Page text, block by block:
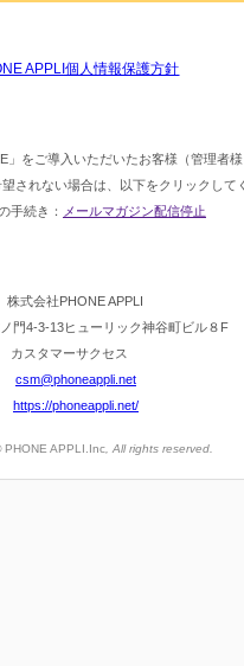
APPLI個人情報保護方針
」をご導入いただいたお客様（管理者
されない場合は、以下をクリックして
手続き：
メールマガジン配信停止
株式会社PHONE APPLI
門4-3-13ヒューリック神谷町ビル８F
カスタマーサクセス
csm@phoneappli.net
https://phoneappli.net/
PHONE APPLI.Inc , All rights reserved.